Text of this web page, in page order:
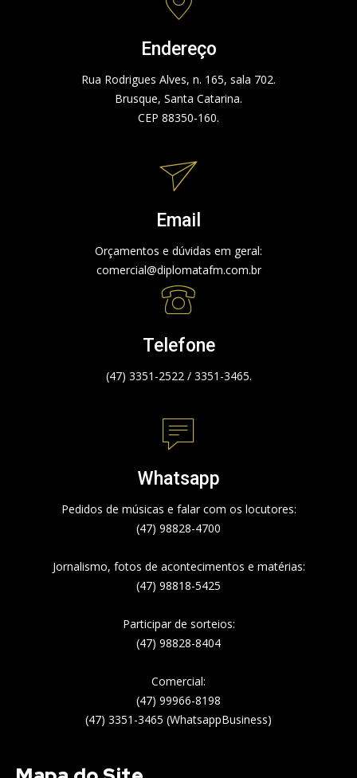
Endereço
Rua Rodrigues Alves, n. 165, sala 702.
Brusque, Santa Catarina.
CEP 88350-160.
Email
Orçamentos e dúvidas em geral:
comercial@diplomatafm.com.br
Telefone
(47) 3351-2522 / 3351-3465.
Whatsapp
Pedidos de músicas e falar com os locutores:
(47) 98828-4700
Jornalismo, fotos de acontecimentos e matérias:
(47) 98818-5425
Participar de sorteios:
(47) 98828-8404
Comercial:
(47) 99966-8198
(47) 3351-3465 (WhatsappBusiness)